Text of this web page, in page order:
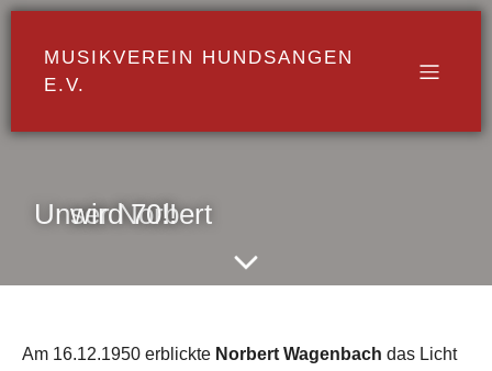
MUSIKVEREIN HUNDSANGEN
E.V.
Unser Norbert wird 70!!
Am 16.12.1950 erblickte Norbert Wagenbach das Licht